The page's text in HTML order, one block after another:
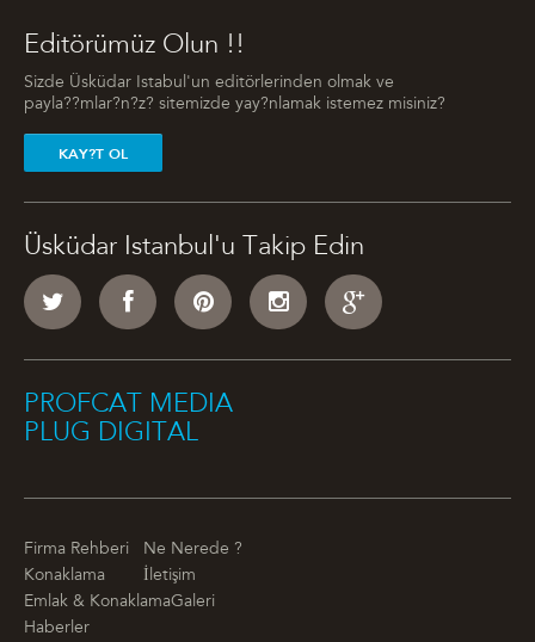
Editörümüz Olun !!
Sizde Üsküdar Istabul'un editörlerinden olmak ve
payla??mlar?n?z? sitemizde yay?nlamak istemez misiniz?
KAY?T OL
Üsküdar Istanbul'u Takip Edin
PROFCAT MEDIA
PLUG DIGITAL
Firma Rehberi
Ne Nerede ?
Konaklama
İletişim
Emlak & KonaklamaGaleri
Haberler